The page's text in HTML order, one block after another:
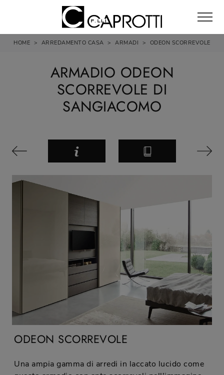
HOME > ARREDAMENTO CASA > ARMADI > ODEON SCORREVOLE
ARMADIO ODEON
SCORREVOLE DI
SANGIACOMO
ODEON SCORREVOLE
Una ampia gamma di arredi in laccato lucido come